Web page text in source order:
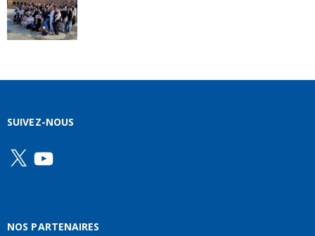
SUIVEZ-NOUS
X YouTube
NOS PARTENAIRES